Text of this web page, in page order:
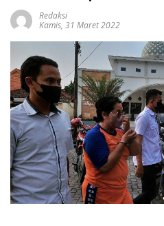
Redaksi
Kamis, 31 Maret 2022